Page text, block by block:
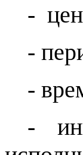
-
-
-
-